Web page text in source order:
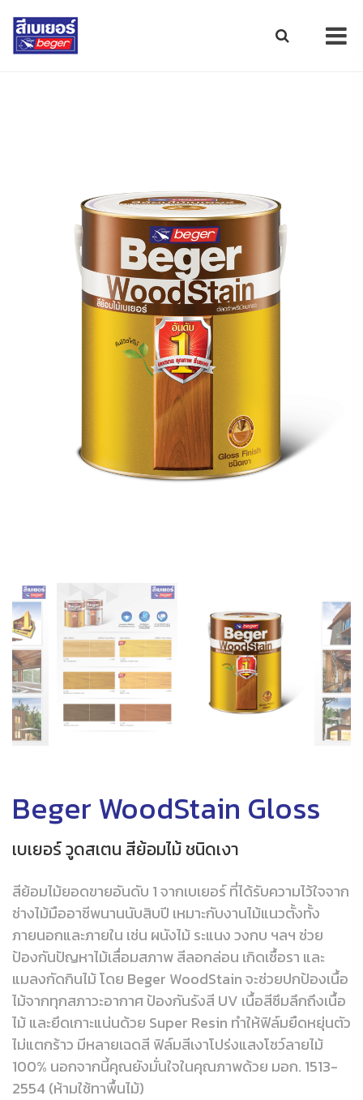
Beger WoodStain Gloss
เบเยอร์ วูดสเตน สีย้อมไม้ ชนิดเงา
สีย้อมไม้ยอดขายอันดับ 1 จากเบเยอร์ ที่ได้รับความไว้ใจจาก
ช่างไม้มืออาชีพนานนับสิบปี เหมาะกับงานไม้แนวตั้งทั้ง
ภายนอกและภายใน เช่น ผนังไม้ ระแนง วงกบ ฯลฯ ช่วย
ป้องกันปัญหาไม้เสื่อมสภาพ สีลอกล่อน เกิดเชื้อรา และ
แมลงกัดกินไม้ โดย Beger WoodStain จะช่วยปกป้องเนื้อ
ไม้จากทุกสภาวะอากาศ ป้องกันรังสี UV เนื้อสีซึมลึกถึงเนื้อ
ไม้ และยึดเกาะแน่นด้วย Super Resin ทำให้ฟิล์มยืดหยุ่นตัว
ไม่แตกร้าว มีหลายเฉดสี ฟิล์มสีเงาโปร่งแสงโชว์ลายไม้
100% นอกจากนี้คุณยังมั่นใจในคุณภาพด้วย มอก. 1513-
2554 (ห้ามใช้ทาพื้นไม้)